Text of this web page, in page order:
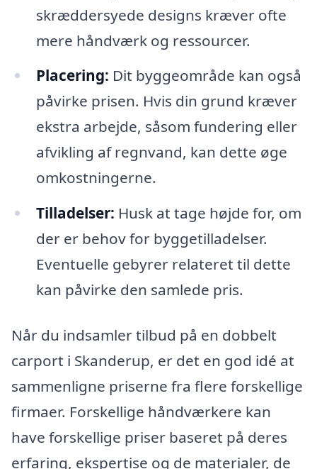
skræddersyede designs kræver ofte
mere håndværk og ressourcer.
Placering: Dit byggeområde kan også
påvirke prisen. Hvis din grund kræver
ekstra arbejde, såsom fundering eller
afvikling af regnvand, kan dette øge
omkostningerne.
Tilladelser: Husk at tage højde for, om
der er behov for byggetilladelser.
Eventuelle gebyrer relateret til dette
kan påvirke den samlede pris.
Når du indsamler tilbud på en dobbelt
carport i Skanderup, er det en god idé at
sammenligne priserne fra flere forskellige
firmaer. Forskellige håndværkere kan
have forskellige priser baseret på deres
erfaring, ekspertise og de materialer, de